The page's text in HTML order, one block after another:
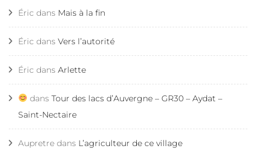
Éric dans Mais à la fin
Éric dans Vers l’autorité
Éric dans Arlette
dans Tour des lacs d’Auvergne – GR30 – Aydat –
Saint-Nectaire
Aupretre dans L’agriculteur de ce village